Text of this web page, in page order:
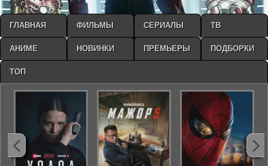
ГЛАВНАЯ ФИЛЬМЫ СЕРИАЛЫ ТВ
АНИМЕ НОВИНКИ ПРЕМЬЕРЫ ПОДБОРКИ
ТОП